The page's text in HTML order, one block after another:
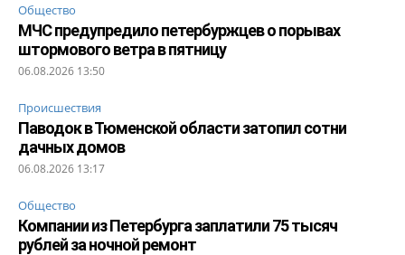
Общество
МЧС предупредило петербуржцев о порывах
штормового ветра в пятницу
06.08.2026 13:50
Происшествия
Паводок в Тюменской области затопил сотни
дачных домов
06.08.2026 13:17
Общество
Компании из Петербурга заплатили 75 тысяч
рублей за ночной ремонт